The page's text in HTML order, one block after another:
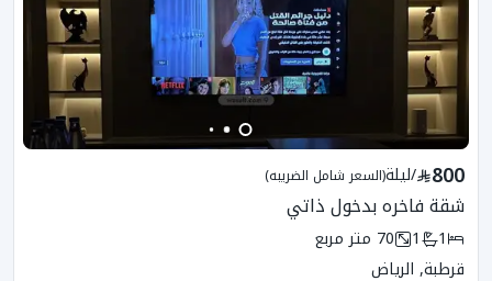
800
/ليلة(السعر شامل الضريبه)
شقة فاخره بدخول ذاتي
1
1
70 متر مربع
قرطبة, الرياض